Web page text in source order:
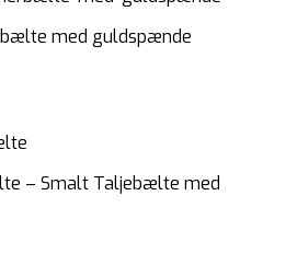
med guldspænde
– Smalt Taljebælte med